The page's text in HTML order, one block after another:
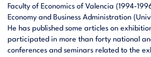
Faculty of Economics of Valencia (1994-
Economy and Business Administration
He has published some articles on
participated in more than forty national
conferences and seminars related to the